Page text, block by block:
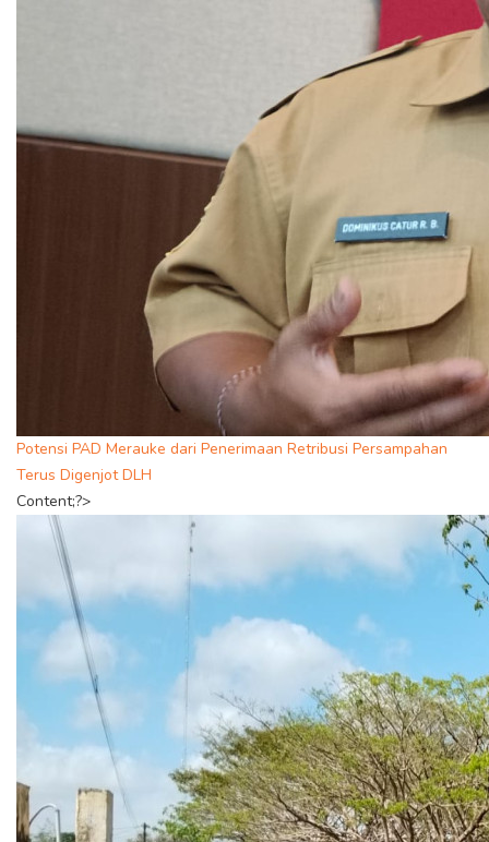
Potensi PAD Merauke dari Penerimaan Retribusi Persampahan
Terus Digenjot DLH
Content;?>